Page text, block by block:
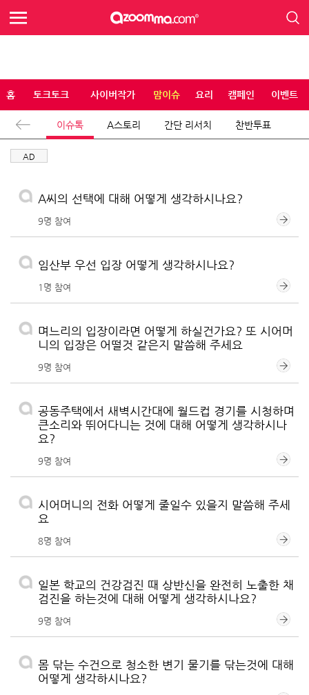
홈 토크토크 사이버작가 맘이슈 요리 캠페인 이벤트
이슈톡 A스토리 간단 리서치 찬반투표
AD
A씨의 선택에 대해 어떻게 생각하시나요?
9명 참여
임산부 우선 입장 어떻게 생각하시나요?
1명 참여
며느리의 입장이라면 어떻게 하실건가요? 또 시어머
니의 입장은 어떨것 같은지 말씀해 주세요
9명 참여
공동주택에서 새벽시간대에 월드컵 경기를 시청하며
큰소리와 뛰어다니는 것에 대해 어떻게 생각하시나
요?
9명 참여
시어머니의 전화 어떻게 줄일수 있을지 말씀해 주세
요
8명 참여
일본 학교의 건강검진 때 상반신을 완전히 노출한 채
검진을 하는것에 대해 어떻게 생각하시나요?
9명 참여
몸 닦는 수건으로 청소한 변기 물기를 닦는것에 대해
어떻게 생각하시나요?